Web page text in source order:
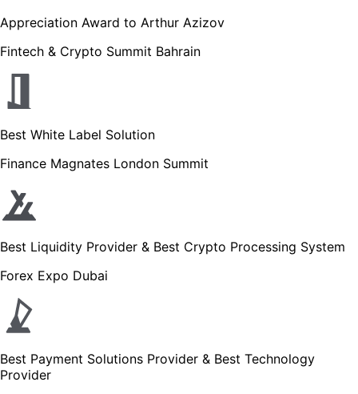
Appreciation Award to Arthur Azizov
Fintech & Crypto Summit Bahrain
Best White Label Solution
Finance Magnates London Summit
Best Liquidity Provider & Best Crypto Processing System
Forex Expo Dubai
Best Payment Solutions Provider & Best Technology
Provider